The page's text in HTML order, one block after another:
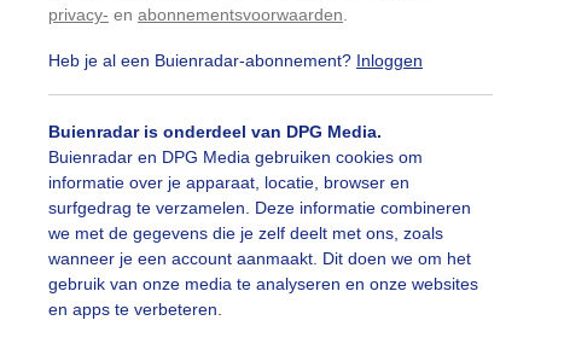
privacy- en abonnementsvoorwaarden
Heb je al een Buienradar-abonnement? Inloggen
Buienradar is onderdeel van DPG Media.
Buienradar en DPG Media gebruiken cookies om
informatie over je apparaat, locatie, browser en
surfgedrag te verzamelen. Deze informatie combineren
we met de gegevens die je zelf deelt met ons, zoals
wanneer je een account aanmaakt. Dit doen we om het
gebruik van onze media te analyseren en onze websites
en apps te verbeteren.
Gebruik je Safari en wil je niet elke dag deze pop-up
Klikhierom dit aan te passen